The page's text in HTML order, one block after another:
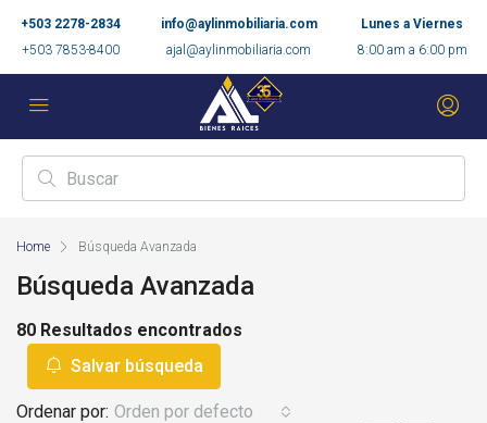
+503 2278-2834
+503 7853-8400
info@aylinmobiliaria.com
ajal@aylinmobiliaria.com
Lunes a Viernes
8:00 am a 6:00 pm
Home Búsqueda Avanzada
Búsqueda Avanzada
80 Resultados encontrados
Ordenar por: Orden por defecto
Salvar búsqueda